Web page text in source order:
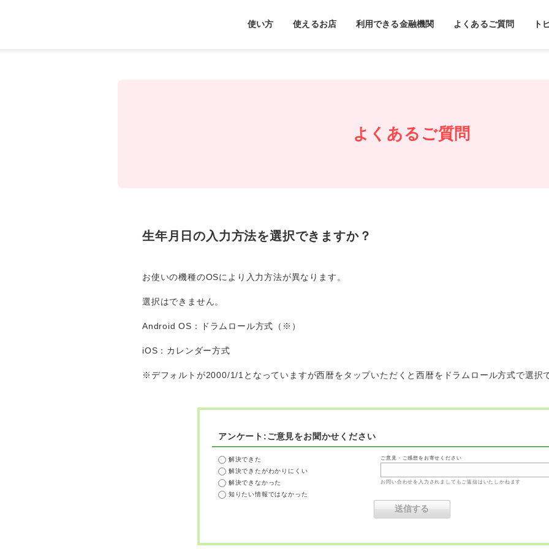
使い方 使えるお店 利用できる金融機関 よくあるご質問 ト
よくあるご質問
生年月日の入力方法を選択できますか？
お使いの機種のOSにより入力方法が異なります。
選択はできません。
Android OS：ドラムロール方式（※）
iOS：カレンダー方式
※デフォルトが2000/1/1となっていますが西暦をタップいただくと西暦をドラムロール方式で選択
アンケート:ご意見をお聞かせください
解決できた
解決できたがわかりにくい
解決できなかった
知りたい情報ではなかった
ご意見・ご感想をお寄せください
お問い合わせを入力されましてもご返信はいたしかねます